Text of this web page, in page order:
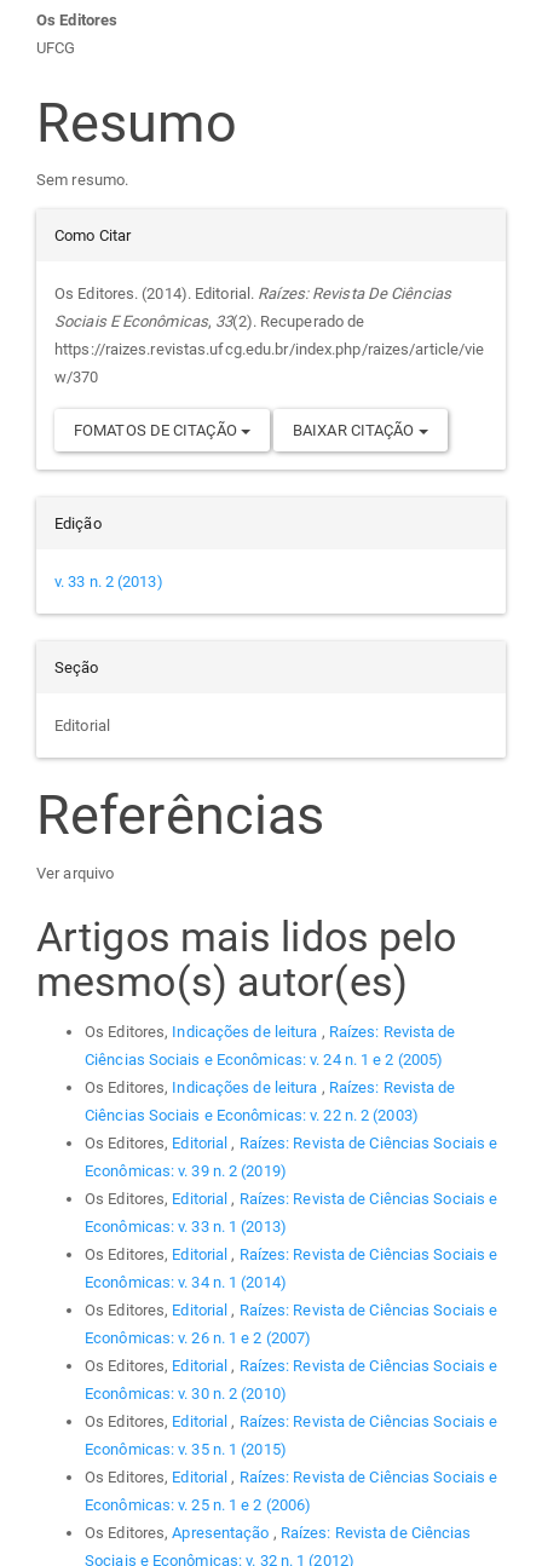
Conteúdo
do
artigo
principal
Os Editores
UFCG
Resumo
Sem resumo.
Detalhes
do
artigo
Como Citar
Os Editores. (2014). Editorial. Raízes: Revista De Ciências
Sociais E Econômicas, 33(2). Recuperado de
https://raizes.revistas.ufcg.edu.br/index.php/raizes/article/vie
w/370
FOMATOS DE CITAÇÃO BAIXAR CITAÇÃO
Edição
v. 33 n. 2 (2013)
Seção
Editorial
Referências
Ver arquivo
Artigos mais lidos pelo
mesmo(s) autor(es)
Os Editores, Indicações de leitura , Raízes: Revista de
Ciências Sociais e Econômicas: v. 24 n. 1 e 2 (2005)
Os Editores, Indicações de leitura , Raízes: Revista de
Ciências Sociais e Econômicas: v. 22 n. 2 (2003)
Os Editores, Editorial, Raízes: Revista de Ciências Sociais e
Econômicas: v. 39 n. 2 (2019)
Os Editores, Editorial, Raízes: Revista de Ciências Sociais e
Econômicas: v. 33 n. 1 (2013)
Os Editores, Editorial, Raízes: Revista de Ciências Sociais e
Econômicas: v. 34 n. 1 (2014)
Os Editores, Editorial, Raízes: Revista de Ciências Sociais e
Econômicas: v. 26 n. 1 e 2 (2007)
Os Editores, Editorial, Raízes: Revista de Ciências Sociais e
Econômicas: v. 30 n. 2 (2010)
Os Editores, Editorial, Raízes: Revista de Ciências Sociais e
Econômicas: v. 35 n. 1 (2015)
Os Editores, Editorial, Raízes: Revista de Ciências Sociais e
Econômicas: v. 25 n. 1 e 2 (2006)
Os Editores,Apresentação , Raízes: Revista de Ciências
Sociais e Econômicas: v. 32 n. 1 (2012)